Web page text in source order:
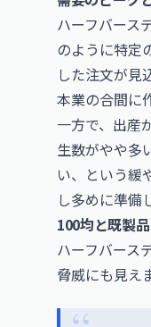
ハーフバース
のように特定
した注文が見
本業の合間に
一方で、出産
生数がやや多
い、という緩
し多めに準備
100均と既製
ハーフバース
脅威にも見え